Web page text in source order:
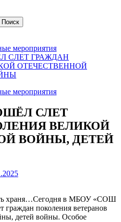
мероприятия
СЛЕТ ГРАЖДАН
ОТЕЧЕСТВЕННОЙ
мероприятия
СЛЕТ
ВЕЛИКОЙ
ВОЙНЫ, ДЕТЕЙ
храня…Сегодня в МБОУ «СОШ
граждан поколения ветеранов
детей войны. Особое